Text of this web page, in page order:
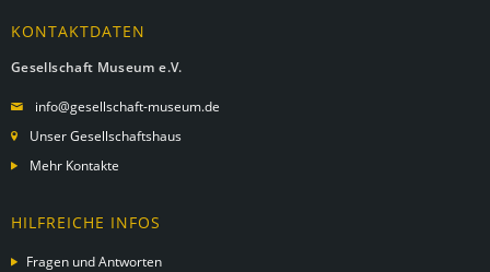
KONTAKTDATEN
Gesellschaft Museum e.V.
info@gesellschaft-museum.de
Unser Gesellschaftshaus
Mehr Kontakte
HILFREICHE INFOS
Fragen und Antworten